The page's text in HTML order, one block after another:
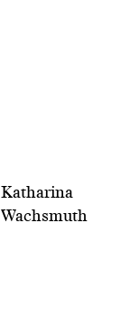
Katharina
Wachsmuth